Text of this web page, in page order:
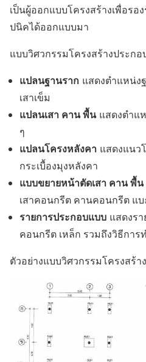
เป็นผู้ออกแบบโครงสร้างเพื่อร
ปนิคได้ออกแบบมา
แบบวิศวกรรมโครงสร้างประกอ
แปลนฐานราก แสดงตำแหน่ง
เสาเข็ม
แปลนเสา คาน พื้นแสดงตำแ
ๆ
แปลนโครงหลังคา แสดงแนว
กระเบื้องมุงหลังคา
แบบขยายหน้าตัดเสา คาน พื้น
เสาคอนกรีต คานคอนกรีต แ
รายการประกอบแบบ แสดงร
คอนกรีต เหล็ก รวมถึงวิธีการ
ตัวอย่างแบบวิศวกรรมโครงสร้าง